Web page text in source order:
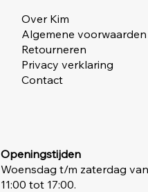
Over Kim
Algemene voorwaarden
Retourneren
Privacy verklaring
Contact
Openingstijden
Woensdag t/m zaterdag van
11:00 tot 17:00.